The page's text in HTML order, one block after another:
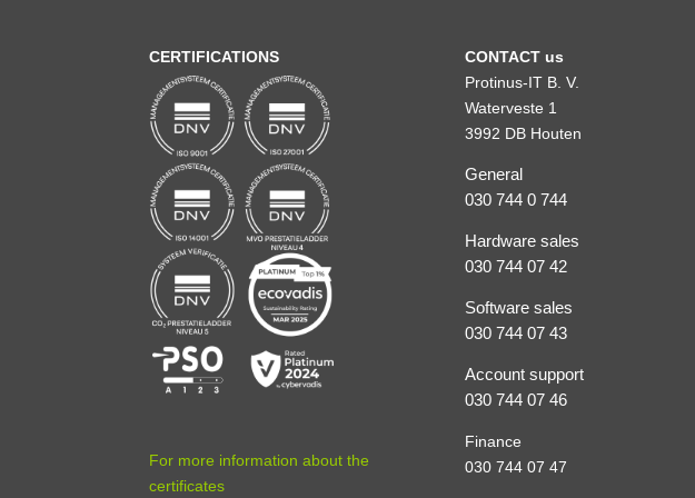
CERTIFICATIONS
For more information about the
certificates
CONTACT us
Protinus-IT B. V.
Waterveste 1
3992 DB Houten
General
030 744 0 744
Hardware sales
030 744 07 42
Software sales
030 744 07 43
Account support
030 744 07 46
Finance
030 744 07 47